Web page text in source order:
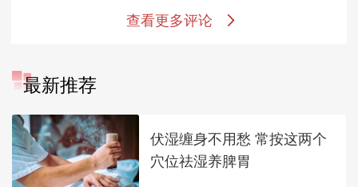
查看更多评论
最新推荐
伏湿缠身不用愁 常按这两个
穴位祛湿养脾胃